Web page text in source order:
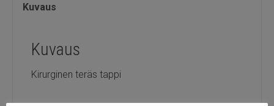
Kuvaus
Kuvaus
Kirurginen teräs tappi